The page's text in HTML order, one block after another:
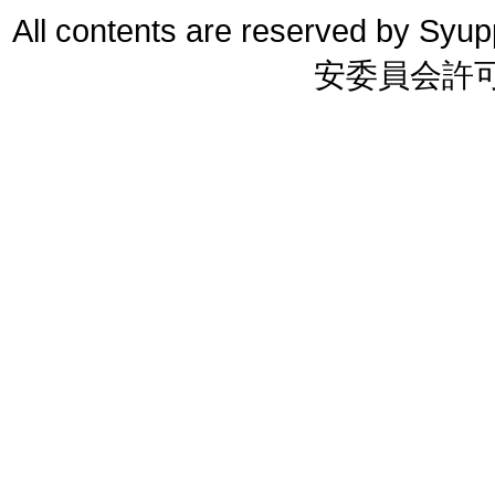
All contents are reserved by
安委員会許